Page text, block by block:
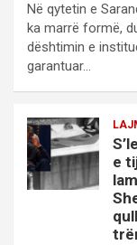
Në qytetin e
ka marrë formë,
dështimin e
garantuar…
e